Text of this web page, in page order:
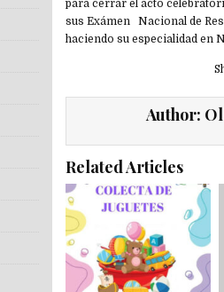
para cerrar el acto
sus Exámen Nacional de
haciendo su especialidad en
Author:
Related Articles